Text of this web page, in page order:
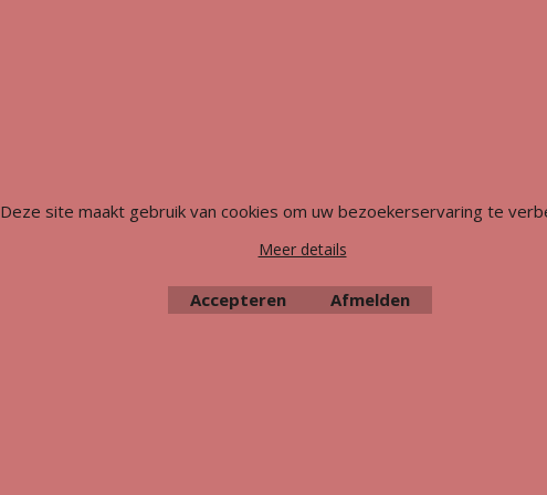
ShopFactory webwinkel
Deze site maakt gebruik van cookies om uw bezoekerservaring te
Meer details
Accepteren Afmelden